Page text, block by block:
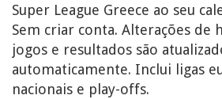
Super League Greece ao seu
Sem criar conta. Alterações de
jogos e resultados são
automaticamente. Inclui ligas
nacionais e play-offs.